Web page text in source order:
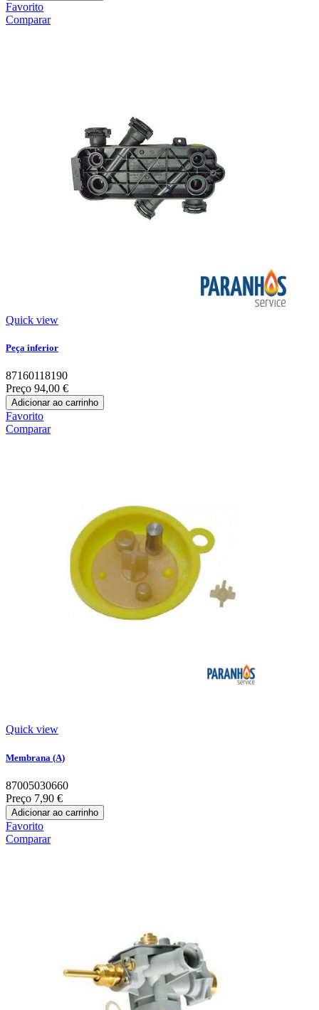
Favorito
Comparar
Quick view
Peça inferior
87160118190
Preço 94,00 €
Adicionar ao carrinho
Favorito
Comparar
Quick view
Membrana (A)
87005030660
Preço 7,90 €
Adicionar ao carrinho
Favorito
Comparar